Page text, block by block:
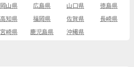
岡山県 広島県 山口県
徳島県
高知県 福岡県 佐賀県
長崎県
宮崎県 鹿児島県 沖縄県